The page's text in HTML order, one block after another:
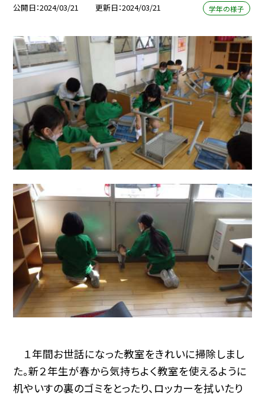
公開日 2024/03/21 更新日 2024/03/21 学年の様子
１年間お世話になった教室をきれいに掃除しまし
た。新２年生が春から気持ちよく教室を使えるように
机やいすの裏のゴミをとったり、ロッカーを拭いたり